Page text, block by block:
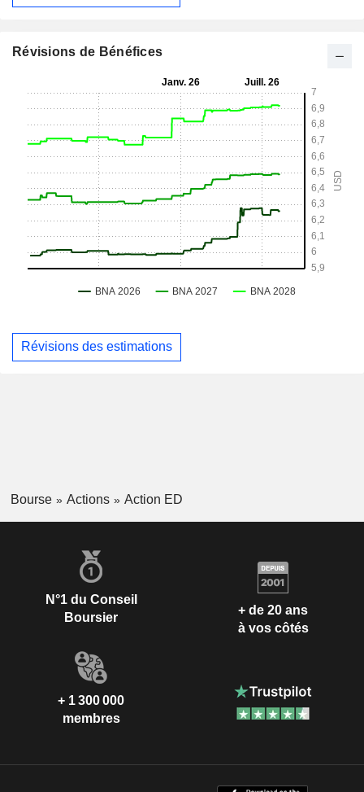
Révisions de Bénéfices
Révisions des estimations
Bourse Actions Action ED
N°1 du Conseil
Boursier
+ de 20 ans
à vos côtés
+ 1 300 000
membres